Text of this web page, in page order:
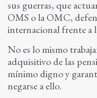
sus guerras, que
OMS o la OMC,
internacional frente a
No es lo mismo
adquisitivo de las
mínimo digno y
negarse a ello.